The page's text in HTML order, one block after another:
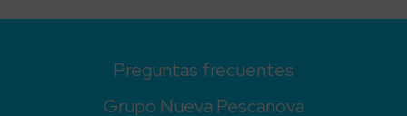
Preguntas frecuentes
Grupo Nueva Pescanova